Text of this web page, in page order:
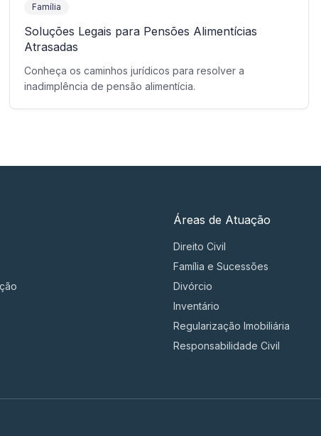
Família
Soluções Legais para Pensões Alimentícias
Atrasadas
Conheça os caminhos jurídicos para resolver a
inadimplência de pensão alimentícia.
Áreas de Atuação
Direito Civil
Família e Sucessões
Divórcio
Inventário
Regularização Imobiliária
Responsabilidade Civil